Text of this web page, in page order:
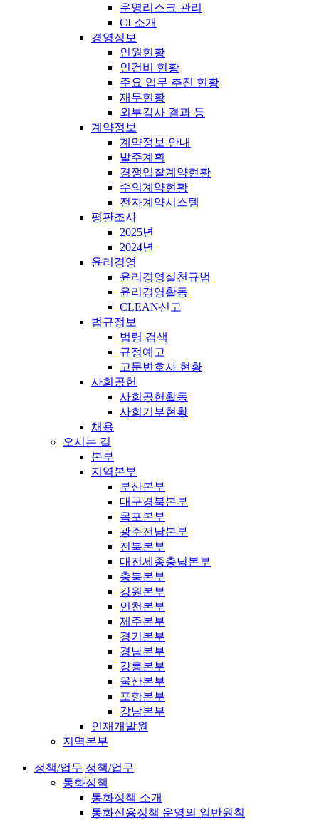
운영리스크 관리
CI 소개
경영정보
인원현황
인건비 현황
주요 업무 추진 현황
재무현황
외부감사 결과 등
계약정보
계약정보 안내
발주계획
경쟁입찰계약현황
수의계약현황
전자계약시스템
평판조사
2025년
2024년
윤리경영
윤리경영실천규범
윤리경영활동
CLEAN신고
법규정보
법령 검색
규정예고
고문변호사 현황
사회공헌
사회공헌활동
사회기부현황
채용
오시는 길
본부
지역본부
부산본부
대구경북본부
목포본부
광주전남본부
전북본부
대전세종충남본부
충북본부
강원본부
인천본부
제주본부
경기본부
경남본부
강릉본부
울산본부
포항본부
강남본부
인재개발원
지역본부
정책/업무 정책/업무
통화정책
통화정책 소개
통화신용정책 운영의 일반원칙